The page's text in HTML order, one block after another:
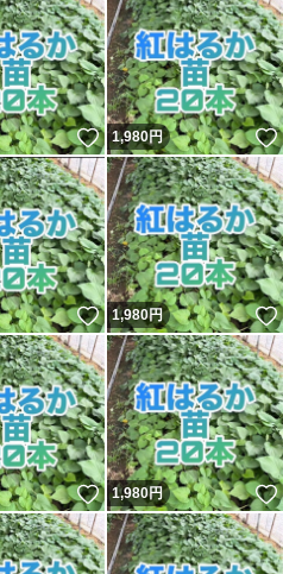
いいね！
1,980円
いいね！
1,980円
いいね！
1,980円